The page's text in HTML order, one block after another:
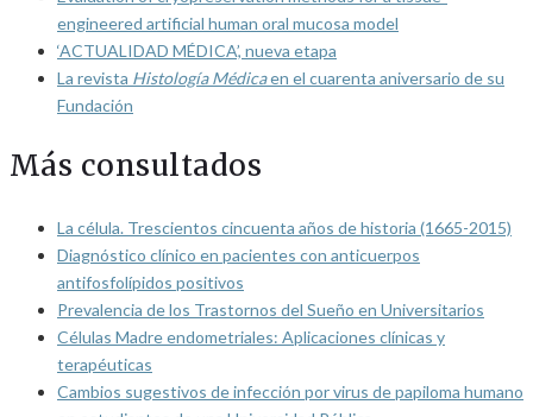
engineered artificial human oral mucosa model
‘ACTUALIDAD MÉDICA’, nueva etapa
La revista Histología Médicaen el cuarenta aniversario de su
Fundación
Más consultados
La célula. Trescientos cincuenta años de historia (1665-2015)
Diagnóstico clínico en pacientes con anticuerpos
antifosfolípidos positivos
Prevalencia de los Trastornos del Sueño en Universitarios
Células Madre endometriales: Aplicaciones clínicas y
terapéuticas
Cambios sugestivos de infección por virus de papiloma humano